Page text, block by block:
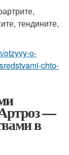
тендините,
otzyvy-o-
chto-
—
в